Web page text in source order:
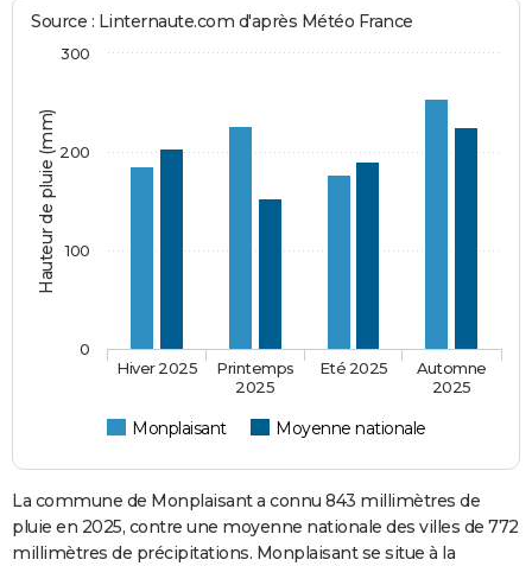
Hauteur de pluie (mm)
Source : Linternaute.com d'après Météo France
Monplaisant Moyenne nationale
Hiver 2025
Printemps
2025
Eté 2025
Automne
2025
0
100
200
300
La commune de Monplaisant a connu 843 millimètres de
pluie en 2025, contre une moyenne nationale des villes de 772
millimètres de précipitations. Monplaisant se situe à la